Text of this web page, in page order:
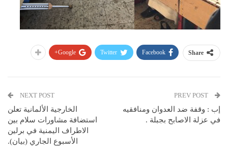
Share
Facebook
Twitter
Google+
إب : وقفة ضد العدوان ومنافقيه
في عزلة الاصابح بجبلة .
NEXT POST
الخارجية الألمانية تعلن
استضافة مشاورات سلام بين
الاطراف اليمنية في برلين
الأسبوع الجاري (بيان).